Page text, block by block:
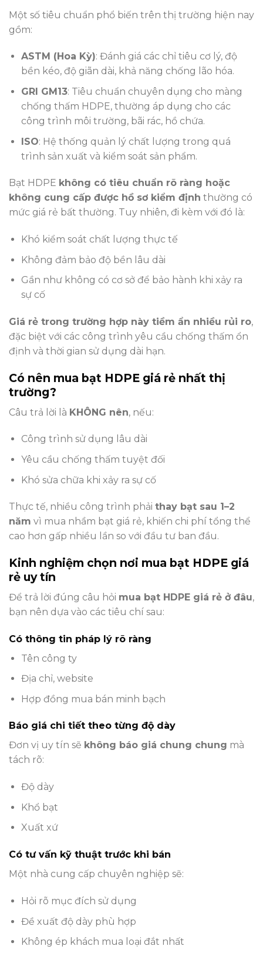
Một số tiêu chuẩn phổ biến trên thị trường hiện nay
gồm:
ASTM (Hoa Kỳ): Đánh giá các chỉ tiêu cơ lý, độ
bền kéo, độ giãn dài, khả năng chống lão hóa.
GRI GM13: Tiêu chuẩn chuyên dụng cho màng
chống thấm HDPE, thường áp dụng cho các
công trình môi trường, bãi rác, hồ chứa.
ISO: Hệ thống quản lý chất lượng trong quá
trình sản xuất và kiểm soát sản phẩm.
Bạt HDPE không có tiêu chuẩn rõ ràng hoặc
không cung cấp được hồ sơ kiểm định thường có
mức giá rẻ bất thường. Tuy nhiên, đi kèm với đó là:
Khó kiểm soát chất lượng thực tế
Không đảm bảo độ bền lâu dài
Gần như không có cơ sở để bảo hành khi xảy ra
sự cố
Giá rẻ trong trường hợp này tiềm ẩn nhiều rủi ro,
đặc biệt với các công trình yêu cầu chống thấm ổn
định và thời gian sử dụng dài hạn.
Có nên mua bạt HDPE giá rẻ nhất thị
trường?
Câu trả lời là KHÔNG nên, nếu:
Công trình sử dụng lâu dài
Yêu cầu chống thấm tuyệt đối
Khó sửa chữa khi xảy ra sự cố
Thực tế, nhiều công trình phải thay bạt sau 1–2
năm vì mua nhầm bạt giá rẻ, khiến chi phí tổng thể
cao hơn gấp nhiều lần so với đầu tư ban đầu.
Kinh nghiệm chọn nơi mua bạt HDPE giá
rẻ uy tín
Để trả lời đúng câu hỏi mua bạt HDPE giá rẻ ở đâu,
bạn nên dựa vào các tiêu chí sau:
Có thông tin pháp lý rõ ràng
Tên công ty
Địa chỉ, website
Hợp đồng mua bán minh bạch
Báo giá chi tiết theo từng độ dày
Đơn vị uy tín sẽ không báo giá chung chung mà
tách rõ:
Độ dày
Khổ bạt
Xuất xứ
Có tư vấn kỹ thuật trước khi bán
Một nhà cung cấp chuyên nghiệp sẽ:
Hỏi rõ mục đích sử dụng
Đề xuất độ dày phù hợp
Không ép khách mua loại đắt nhất